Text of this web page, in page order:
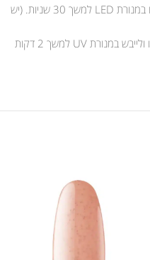
לק ג’ל ולייבש במנורת UV למשך 2 דקות או במנורת LED למשך 30 שניות. (יש
יש למרוח שכבה של טופ של חברת קומילפו ולייבש במנורת UV למשך 2 דקות